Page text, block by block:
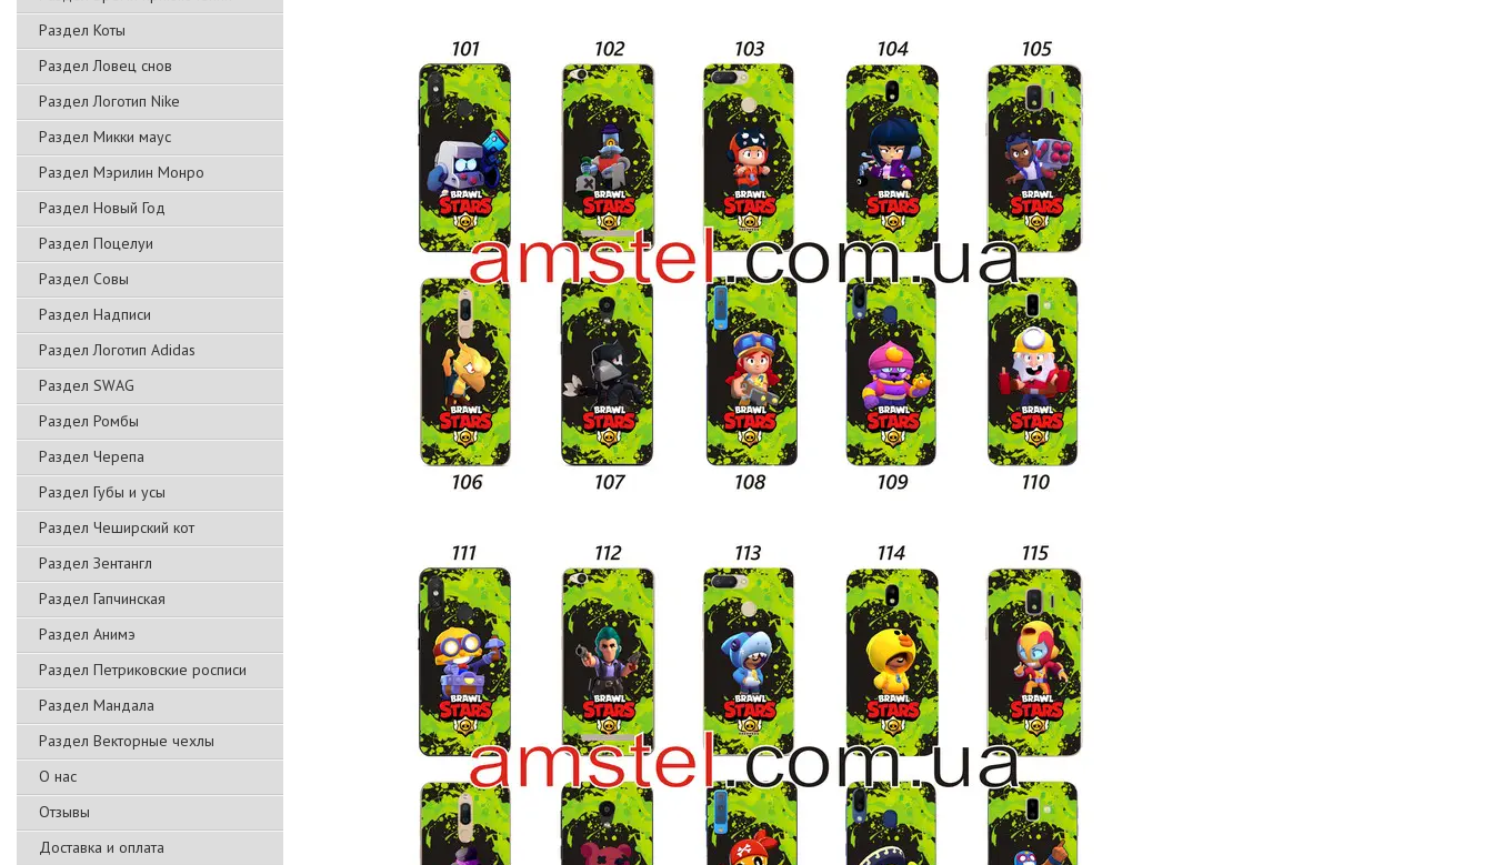
Раздел Коты
Раздел Ловец снов
Раздел Логотип Nike
Раздел Микки маус
Раздел Мэрилин Монро
Раздел Новый Год
Раздел Поцелуи
Раздел Совы
Раздел Надписи
Раздел Логотип Adidas
Раздел SWAG
Раздел Ромбы
Раздел Черепа
Раздел Губы и усы
Раздел Чеширский кот
Раздел Зентангл
Раздел Гапчинская
Раздел Анимэ
Раздел Петриковские росписи
Раздел Мандала
Раздел Векторные чехлы
О нас
Отзывы
Доставка и оплата